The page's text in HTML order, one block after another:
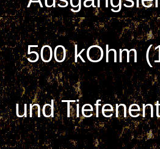
500 kOhm
und